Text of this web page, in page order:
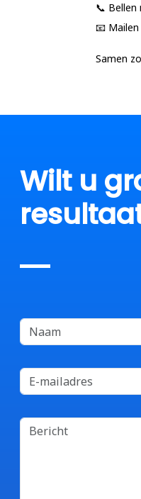
📞 Bellen
📧
Samen
Wilt u